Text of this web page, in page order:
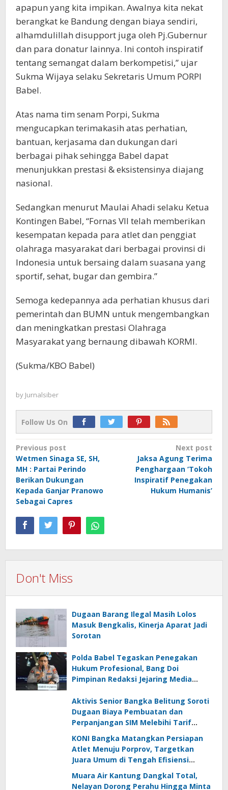
apapun yang kita impikan. Awalnya kita nekat
berangkat ke Bandung dengan biaya sendiri,
alhamdulillah disupport juga oleh Pj.Gubernur
dan para donatur lainnya. Ini contoh inspiratif
tentang semangat dalam berkompetisi,” ujar
Sukma Wijaya selaku Sekretaris Umum PORPI
Babel.
Atas nama tim senam Porpi, Sukma
mengucapkan terimakasih atas perhatian,
bantuan, kerjasama dan dukungan dari
berbagai pihak sehingga Babel dapat
menunjukkan prestasi & eksistensinya diajang
nasional.
Sedangkan menurut Maulai Ahadi selaku Ketua
Kontingen Babel, “Fornas VII telah memberikan
kesempatan kepada para atlet dan penggiat
olahraga masyarakat dari berbagai provinsi di
Indonesia untuk bersaing dalam suasana yang
sportif, sehat, bugar dan gembira.”
Semoga kedepannya ada perhatian khusus dari
pemerintah dan BUMN untuk mengembangkan
dan meningkatkan prestasi Olahraga
Masyarakat yang bernaung dibawah KORMI.
(Sukma/KBO Babel)
by Jurnalsiber
Follow Us On
Post
navigation
Previous post
Wetmen Sinaga SE, SH,
MH : Partai Perindo
Berikan Dukungan
Kepada Ganjar Pranowo
Sebagai Capres
Next post
Jaksa Agung Terima
Penghargaan ‘Tokoh
Inspiratif Penegakan
Hukum Humanis’
Don't Miss
Dugaan Barang Ilegal Masih Lolos
Masuk Bengkalis, Kinerja Aparat Jadi
Sorotan
Polda Babel Tegaskan Penegakan
Hukum Profesional, Bang Doi
Pimpinan Redaksi Jejaring Media
Panggilan
Aktivis Senior Bangka Belitung Soroti
Dugaan Biaya Pembuatan dan
Perpanjangan SIM Melebihi Tarif
Tanggapan
KONI Bangka Matangkan Persiapan
Atlet Menuju Porprov, Targetkan
Juara Umum di Tengah Efisiensi
Muara Air Kantung Dangkal Total,
Nelayan Dorong Perahu Hingga Minta